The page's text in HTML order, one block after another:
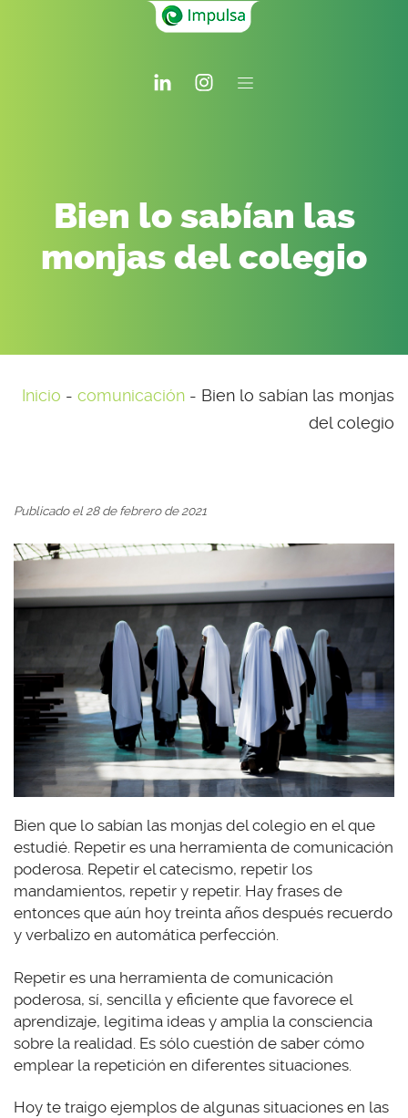
Bien lo sabían las
monjas del colegio
Inicio - comunicación - Bien lo sabían las monjas
del colegio
Publicado el 28 de febrero de 2021
Bien que lo sabían las monjas del colegio en el que
estudié. Repetir es una herramienta de comunicación
poderosa. Repetir el catecismo, repetir los
mandamientos, repetir y repetir. Hay frases de
entonces que aún hoy treinta años después recuerdo
y verbalizo en automática perfección.
Repetir es una herramienta de comunicación
poderosa, sí, sencilla y eficiente que favorece el
aprendizaje, legitima ideas y amplia la consciencia
sobre la realidad. Es sólo cuestión de saber cómo
emplear la repetición en diferentes situaciones.
Hoy te traigo ejemplos de algunas situaciones en las